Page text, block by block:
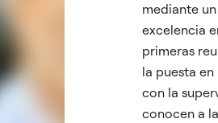
mediante
excelencia
primeras
la puesta
con la
conocen a